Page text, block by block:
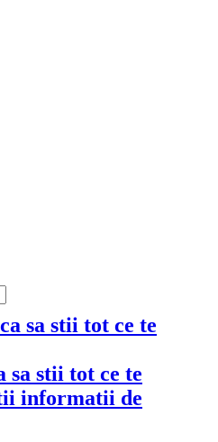
stii tot ce te
informatii de